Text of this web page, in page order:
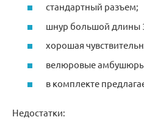
стандартный разъем;
шнур большой длины
хорошая
велюровые
в комплекте
Недостатки: